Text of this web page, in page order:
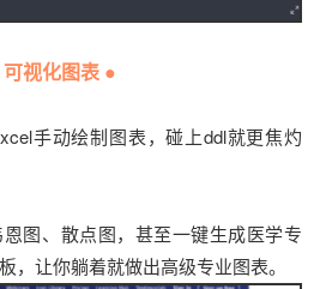
视化图表 ●
手动绘制图表，碰上ddl就更焦灼
图、散点图，甚至一键生成医学专
，让你躺着就做出高级专业图表。